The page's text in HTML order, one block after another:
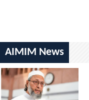
AIMIM News